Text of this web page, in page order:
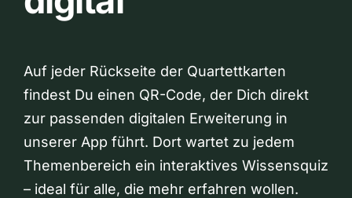
Auf jeder Rückseite der Quartettkarten
findest Du einen QR-Code, der Dich direkt
zur passenden digitalen Erweiterung in
unserer App führt. Dort wartet zu jedem
Themenbereich ein interaktives Wissensquiz
– ideal für alle, die mehr erfahren wollen.